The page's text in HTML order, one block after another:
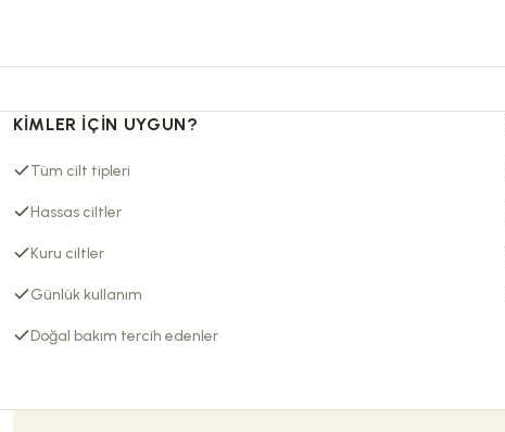
KIMLER İÇIN UYGUN?
Tüm cilt tipleri
Hassas ciltler
Kuru ciltler
Günlük kullanım
Doğal bakım tercih edenler